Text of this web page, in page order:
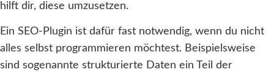
hilft dir, diese umzusetzen.
Ein SEO-Plugin ist dafür fast notwendig, wenn du nicht
alles selbst programmieren möchtest. Beispielsweise
sind sogenannte strukturierte Daten ein Teil der